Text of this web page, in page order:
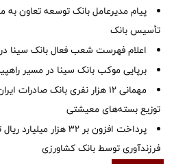
تأسیس بانک
اعلام فهرست شعب فعال بانک سینا در روز پنج‌شنبه
برپایی موکب بانک سینا در مسیر
مهمانی ۱۲ هزار نفری بانک
توزیع بسته‌های معیشتی
پرداخت افزون بر 32
فرزندآوری توسط بانک کشاورزی